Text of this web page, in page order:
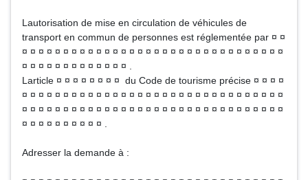
Lautorisation de mise en circulation de véhicules de
transport en commun de personnes est réglementée par ¤ ¤
¤ ¤ ¤ ¤ ¤ ¤ ¤ ¤ ¤ ¤ ¤ ¤ ¤ ¤ ¤ ¤ ¤ ¤ ¤ ¤ ¤ ¤ ¤ ¤ ¤ ¤ ¤ ¤ ¤ ¤ ¤ ¤
¤ ¤ ¤ ¤ ¤ ¤ ¤ ¤ ¤ ¤ ¤ ¤ ¤ .
Larticle ¤ ¤ ¤ ¤ ¤ ¤ ¤ ¤ du Code de tourisme précise ¤ ¤ ¤ ¤
¤ ¤ ¤ ¤ ¤ ¤ ¤ ¤ ¤ ¤ ¤ ¤ ¤ ¤ ¤ ¤ ¤ ¤ ¤ ¤ ¤ ¤ ¤ ¤ ¤ ¤ ¤ ¤ ¤ ¤ ¤ ¤
¤ ¤ ¤ ¤ ¤ ¤ ¤ ¤ ¤ ¤ ¤ ¤ ¤ ¤ ¤ ¤ ¤ ¤ ¤ ¤ ¤ ¤ ¤ ¤ ¤ ¤ ¤ ¤ ¤ ¤ ¤ ¤
¤ ¤ ¤ ¤ ¤ ¤ ¤ ¤ ¤ ¤ .
Adresser la demande à :